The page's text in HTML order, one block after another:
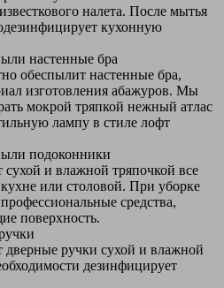
налета. После мытья
кухонную
настенные бра
обеспылит настенные бра,
изготовления абажуров. Мы
мокрой тряпкой нежный атлас
лампу в стиле лофт
подоконники
сухой и влажной тряпочкой все
или столовой. При уборке
средства,
поверхность.
дверные ручки сухой и влажной
дезинфицирует